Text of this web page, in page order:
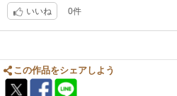
いいね 0件
この作品をシェアしよう